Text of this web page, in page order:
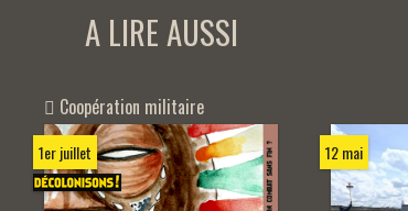
A LIRE AUSSI
Coopération militaire
1er juillet 12 mai